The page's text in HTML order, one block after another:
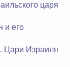
царя
и его
Цари Израиля